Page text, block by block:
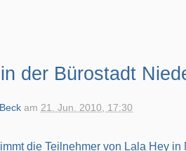
der Bürostadt
am 21. Jun. 2010, 17:30